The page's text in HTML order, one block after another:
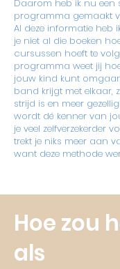
Daarom heb ik nu een
programma gemaakt
Al deze informatie heb
je niet al die boeken
cursussen hoeft te
programma weet jij
jouw kind kunt
band krijgt met elkaar,
strijd is en meer
wordt dé kenner van
je veel zelfverzekerder
trekt je niks meer aan
want deze methode
Hoe zou
als